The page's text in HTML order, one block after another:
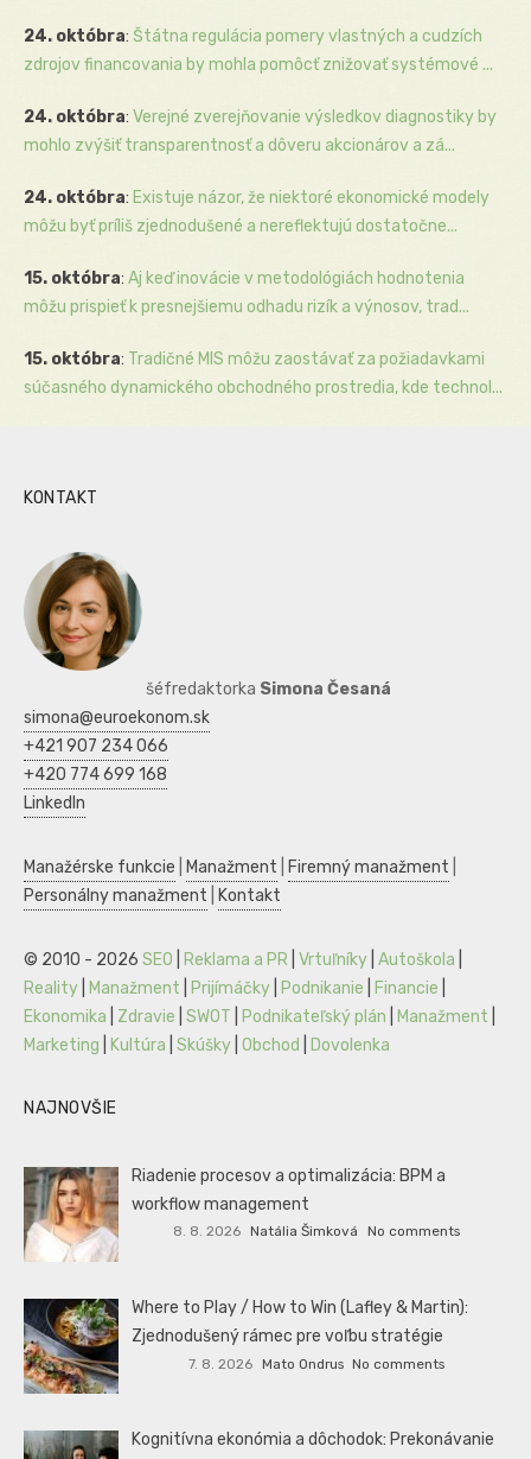
24. októbra: Štátna regulácia pomery vlastných a cudzích
zdrojov financovania by mohla pomôcť znižovať systémové ...
24. októbra: Verejné zverejňovanie výsledkov diagnostiky by
mohlo zvýšiť transparentnosť a dôveru akcionárov a zá...
24. októbra: Existuje názor, že niektoré ekonomické modely
môžu byť príliš zjednodušené a nereflektujú dostatočne...
15. októbra: Aj keď inovácie v metodológiách hodnotenia
môžu prispieť k presnejšiemu odhadu rizík a výnosov, trad...
15. októbra: Tradičné MIS môžu zaostávať za požiadavkami
súčasného dynamického obchodného prostredia, kde technol...
KONTAKT
šéfredaktorka Simona Česaná
simona@euroekonom.sk
+421 907 234 066
+420 774 699 168
LinkedIn
Manažérske funkcie Manažment Firemný manažment
Personálny manažment
Kontakt
© 2010 - 2026 SEO Reklama a PR Vrtuľníky Autoškola
Reality
Manažment Prijímáčky Podnikanie Financie
Ekonomika
Zdravie SWOT Podnikateľský plán Manažment
Marketing
Kultúra Skúšky Obchod Dovolenka
NAJNOVŠIE
Riadenie procesov a optimalizácia: BPM a
workflow management
8. 8. 2026 Natália Šimková No comments
Where to Play / How to Win (Lafley & Martin):
Zjednodušený rámec pre voľbu stratégie
7. 8. 2026 Mato Ondrus No comments
Kognitívna ekonómia a dôchodok: Prekonávanie